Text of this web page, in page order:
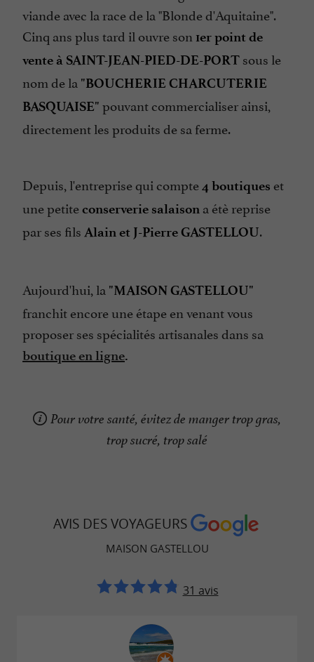
viande avec la race de la "Blonde d'Aquitaine".
Cinq ans plus tard il ouvre son 1er point de
vente à SAINT-JEAN-PIED-DE-PORT sous le
nom de la "BOUCHERIE CHARCUTERIE
BASQUAISE" pouvant commercialiser ainsi,
directement les produits de sa ferme.
Depuis, l'entreprise qui compte4 boutiques et
une petiteconserverie salaison a étè reprise
par ses fils Alain et J-Pierre GASTELLOU.
Aujourd'hui, la "MAISON GASTELLOU"
franchit encore une étape en venant vous
proposer ses spécialités artisanales dans sa
boutique en ligne.
Pour votre santé, évitez de manger trop gras,
trop sucré, trop salé
AVIS DES VOYAGEURS
MAISON GASTELLOU
31 avis